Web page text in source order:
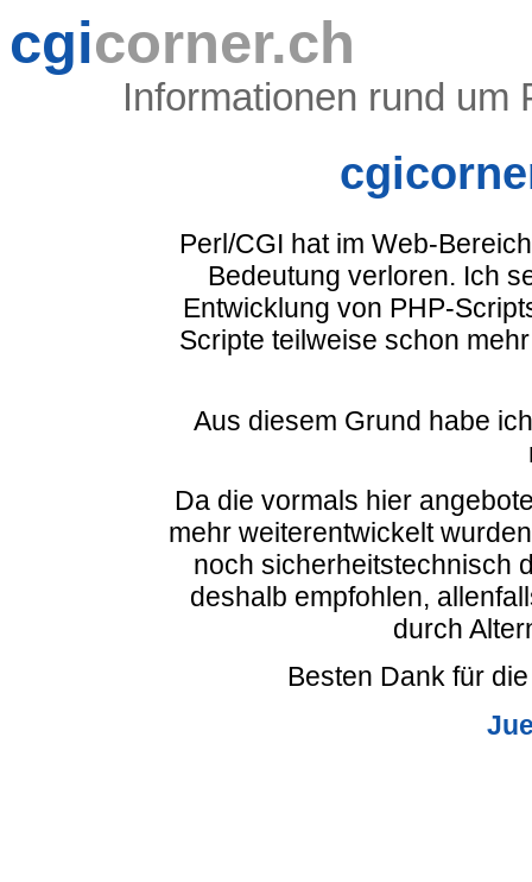
cgicorner.ch
Informationen rund um
Perl/CGI hat im Web-
Bedeutung verloren. Ich
Entwicklung von PHP-
Scripte teilweise schon
Aus diesem Grund habe
Da die vormals hier
mehr weiterentwickelt
noch sicherheitstechnisch
deshalb empfohlen,
durch
Besten Dank für